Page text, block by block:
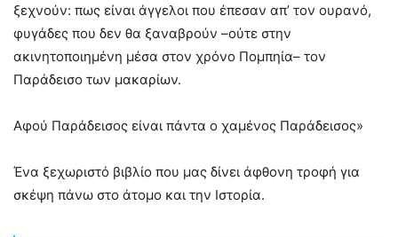
ξεχνούν: πως είναι άγγελοι που έπεσαν απ’ τον ουρανό,
φυγάδες που δεν θα ξαναβρούν –ούτε στην
ακινητοποιημένη μέσα στον χρόνο Πομπηία– τον
Παράδεισο των μακαρίων.
Αφού Παράδεισος είναι πάντα ο χαμένος Παράδεισος»
Ένα ξεχωριστό βιβλίο που μας δίνει άφθονη τροφή για
σκέψη πάνω στο άτομο και την Ιστορία.